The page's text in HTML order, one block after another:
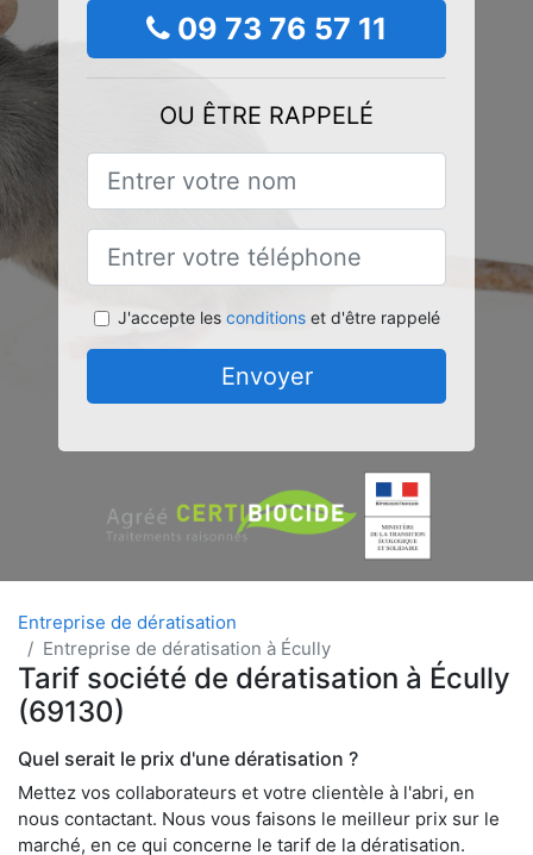
09 73 76 57 11
OU ÊTRE RAPPELÉ
J'accepte les conditionset d'être rappelé
Envoyer
Entreprise de dératisation
Entreprise de dératisation à Écully
Tarif société de dératisation à Écully
(69130)
Quel serait le prix d'une dératisation ?
Mettez vos collaborateurs et votre clientèle à l'abri, en
nous contactant. Nous vous faisons le meilleur prix sur le
marché, en ce qui concerne le tarif de la dératisation.